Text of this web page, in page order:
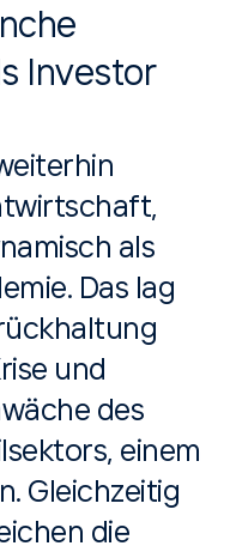
Investor
als
Das lag
und
des
einem
Gleichzeitig
die